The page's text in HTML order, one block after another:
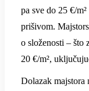
pa sve do 25 €/
prišivom.
o složenosti – što
20 €/m²,
Dolazak majstora